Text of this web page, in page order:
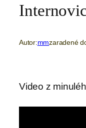
Autor:mmzaradené
Video z